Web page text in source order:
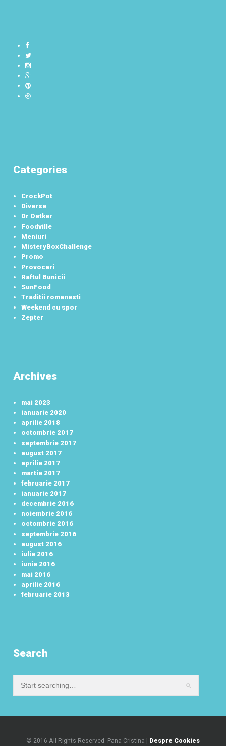
Categories
CrockPot
Diverse
Dr Oetker
Foodville
Meniuri
MisteryBoxChallenge
Promo
Provocari
Raftul Bunicii
SunFood
Traditii romanesti
Weekend cu spor
Zepter
Archives
mai 2023
ianuarie 2020
aprilie 2018
octombrie 2017
septembrie 2017
august 2017
aprilie 2017
martie 2017
februarie 2017
ianuarie 2017
decembrie 2016
noiembrie 2016
octombrie 2016
septembrie 2016
august 2016
iulie 2016
iunie 2016
mai 2016
aprilie 2016
februarie 2013
Search
© 2016 All Rights Reserved. Pana Cristina | Despre Cookies